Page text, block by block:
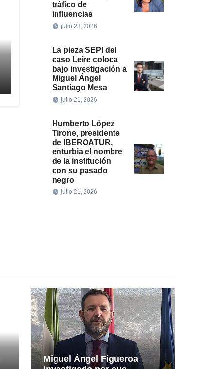
tráfico de
influencias
julio 23, 2026
La pieza SEPI del
caso Leire coloca
bajo investigación a
Miguel Ángel
Santiago Mesa
julio 21, 2026
Humberto López
Tirone, presidente
de IBEROATUR,
enturbia el nombre
de la institución
con su pasado
negro
julio 21, 2026
Miguel Ángel Figueroa